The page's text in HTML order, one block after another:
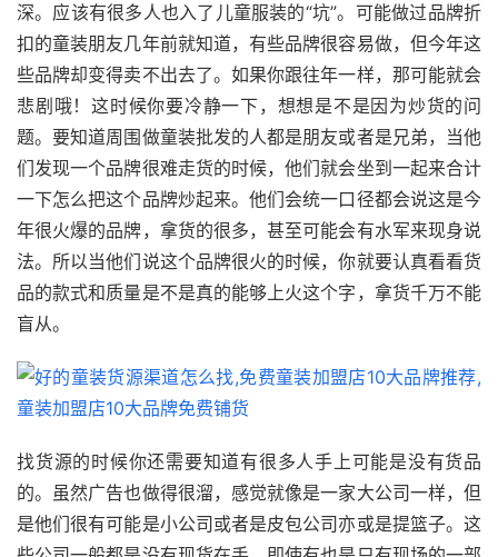
深。应该有很多人也入了儿童服装的“坑”。可能做过品牌折
扣的童装朋友几年前就知道，有些品牌很容易做，但今年这
些品牌却变得卖不出去了。如果你跟往年一样，那可能就会
悲剧哦！这时候你要冷静一下，想想是不是因为炒货的问
题。要知道周围做童装批发的人都是朋友或者是兄弟，当他
们发现一个品牌很难走货的时候，他们就会坐到一起来合计
一下怎么把这个品牌炒起来。他们会统一口径都会说这是今
年很火爆的品牌，拿货的很多，甚至可能会有水军来现身说
法。所以当他们说这个品牌很火的时候，你就要认真看看货
品的款式和质量是不是真的能够上火这个字，拿货千万不能
盲从。
找货源的时候你还需要知道有很多人手上可能是没有货品
的。虽然广告也做得很溜，感觉就像是一家大公司一样，但
是他们很有可能是小公司或者是皮包公司亦或是提篮子。这